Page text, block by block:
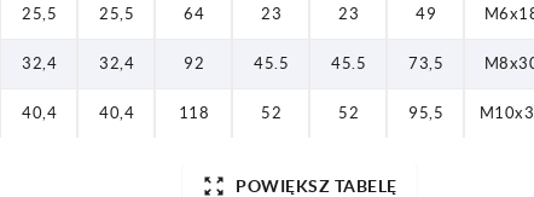
25,5 25,5 64 23 23 49
32,4 32,4 92 45.5 45.5 73,5
40,4 40,4 118 52 52 95,5
POWIĘKSZ TABELĘ